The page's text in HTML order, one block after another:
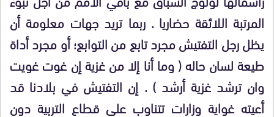
المرتبة اللائقة حضاريا . ربما تريد جهات معلومة أن
يظل رجل التفتيش مجرد تابع من التوابع؛ أو مجرد أداة
طيعة لسان حاله ( وما أنا إلا من غزية إن غوت غويت
وان ترشد غزية أرشد ) . إن التفتيش في بلادنا قد
أعيته غواية وزارات تتناوب على قطاع التربية دون